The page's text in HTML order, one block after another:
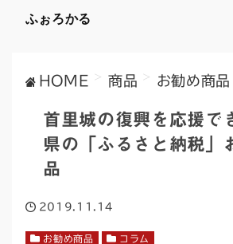
ふぉろかる
HOME > 商品 > お勧め商品
首里城の復興を応援で
県の「ふるさと納税」
品
2019.11.14
お勧め商品 コラム